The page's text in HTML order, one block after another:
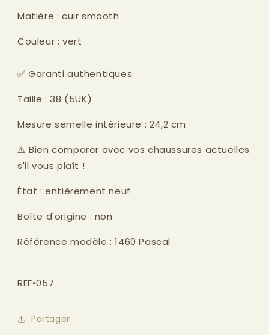
Matière : cuir smooth
Couleur : vert
✅ Garanti authentiques
Taille : 38 (5UK)
Mesure semelle intérieure : 24,2 cm
⚠️ Bien comparer avec vos chaussures actuelles
s'il vous plaît !
État : entièrement neuf
Boîte d'origine : non
Référence modèle : 1460 Pascal
REF•057
Partager